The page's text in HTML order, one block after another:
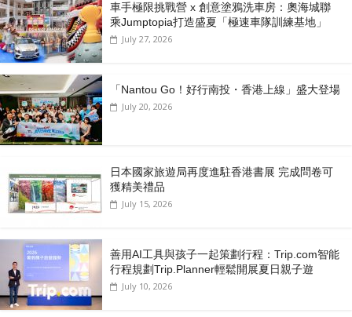
車手極限挑戰營 x 創意塗鴉洗車房：奧海城聯
乘Jumptopia打造盛夏「極速車隊訓練基地」
July 27, 2026
「Nantou Go！好行南投・香港上線」盛大登場
July 20, 2026
日本國家旅遊局再度進駐香港書展 完成問卷可
獲精美禮品
July 15, 2026
善用AI工具與孩子一起策劃行程：Trip.com智能
行程規劃Trip.Planner輕鬆開展夏日親子遊
July 10, 2026